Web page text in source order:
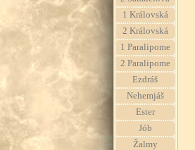
1 Královská
2 Královská
1 Paralipome
2 Paralipome
Ezdráš
Nehemjáš
Ester
Jób
Žalmy